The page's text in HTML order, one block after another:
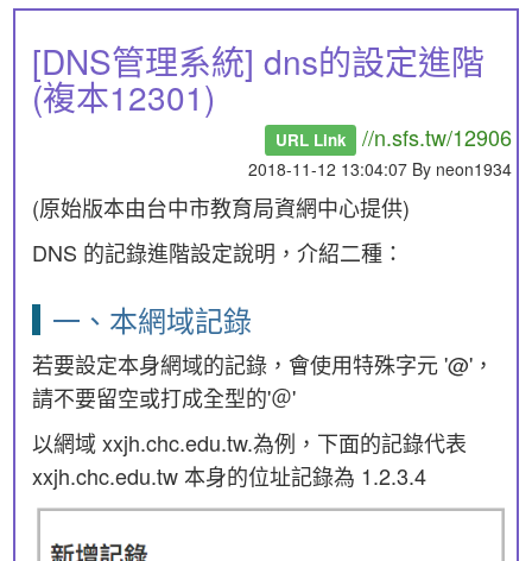
[DNS管理系統] dns的設定進階
(複本12301)
URL Link //n.sfs.tw/12906
2018-11-12 13:04:07 By neon1934
(原始版本由台中市教育局資網中心提供)
DNS 的記錄進階設定說明，介紹二種：
一、本網域記錄
若要設定本身網域的記錄，會使用特殊字元 '@'，
請不要留空或打成全型的'＠'
以網域 xxjh.chc.edu.tw.為例，下面的記錄代表
xxjh.chc.edu.tw 本身的位址記錄為 1.2.3.4